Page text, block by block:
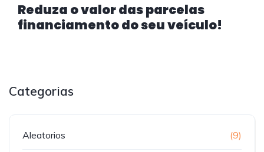
Reduza o valor das parcelas
financiamento do seu veículo!
Categorias
Aleatorios (9)